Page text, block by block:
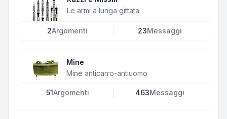
Le armi a lunga gittata
2Argomenti 23Messaggi
Mine
Mine anticarro-antiuomo
51Argomenti 463Messaggi